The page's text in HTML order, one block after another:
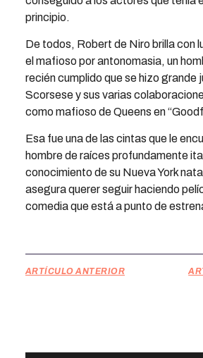
principio.
De todos, Robert de Niro brilla con
el mafioso por antonomasia, un
recién cumplido que se hizo grande
Scorsese y sus varias
como mafioso de Queens en
Esa fue una de las cintas que le
hombre de raíces profundamente
conocimiento de su Nueva York
asegura querer seguir haciendo
comedia que está a punto de
ARTÍCULO ANTERIOR